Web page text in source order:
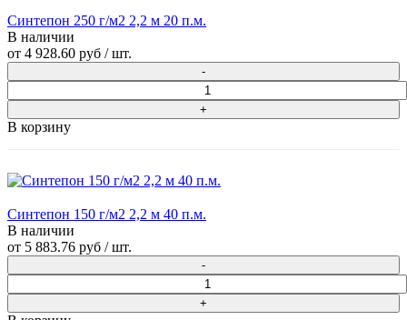
Синтепон 250 г/м2 2,2 м 20 п.м.
В наличии
от 4 928.60 руб / шт.
В корзину
Синтепон 150 г/м2 2,2 м 40 п.м.
В наличии
от 5 883.76 руб / шт.